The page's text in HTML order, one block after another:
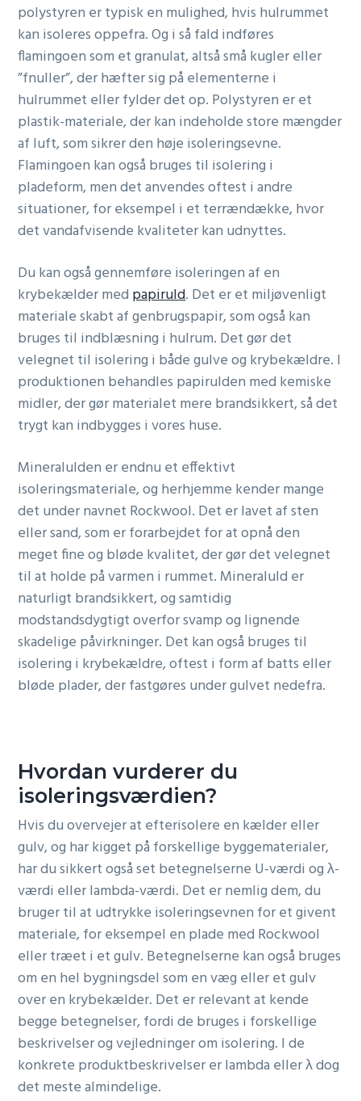
polystyren er typisk en mulighed, hvis hulrummet
kan isoleres oppefra. Og i så fald indføres
flamingoen som et granulat, altså små kugler eller
”fnuller”, der hæfter sig på elementerne i
hulrummet eller fylder det op. Polystyren er et
plastik-materiale, der kan indeholde store mængder
af luft, som sikrer den høje isoleringsevne.
Flamingoen kan også bruges til isolering i
pladeform, men det anvendes oftest i andre
situationer, for eksempel i et terrændække, hvor
det vandafvisende kvaliteter kan udnyttes.
Du kan også gennemføre isoleringen af en
krybekælder med papiruld. Det er et miljøvenligt
materiale skabt af genbrugspapir, som også kan
bruges til indblæsning i hulrum. Det gør det
velegnet til isolering i både gulve og krybekældre. I
produktionen behandles papirulden med kemiske
midler, der gør materialet mere brandsikkert, så det
trygt kan indbygges i vores huse.
Mineralulden er endnu et effektivt
isoleringsmateriale, og herhjemme kender mange
det under navnet Rockwool. Det er lavet af sten
eller sand, som er forarbejdet for at opnå den
meget fine og bløde kvalitet, der gør det velegnet
til at holde på varmen i rummet. Mineraluld er
naturligt brandsikkert, og samtidig
modstandsdygtigt overfor svamp og lignende
skadelige påvirkninger. Det kan også bruges til
isolering i krybekældre, oftest i form af batts eller
bløde plader, der fastgøres under gulvet nedefra.
Hvordan vurderer du
isoleringsværdien?
Hvis du overvejer at efterisolere en kælder eller
gulv, og har kigget på forskellige byggematerialer,
har du sikkert også set betegnelserne U-værdi og λ-
værdi eller lambda-værdi. Det er nemlig dem, du
bruger til at udtrykke isoleringsevnen for et givent
materiale, for eksempel en plade med Rockwool
eller træet i et gulv. Betegnelserne kan også bruges
om en hel bygningsdel som en væg eller et gulv
over en krybekælder. Det er relevant at kende
begge betegnelser, fordi de bruges i forskellige
beskrivelser og vejledninger om isolering. I de
konkrete produktbeskrivelser er lambda eller λ dog
det meste almindelige.